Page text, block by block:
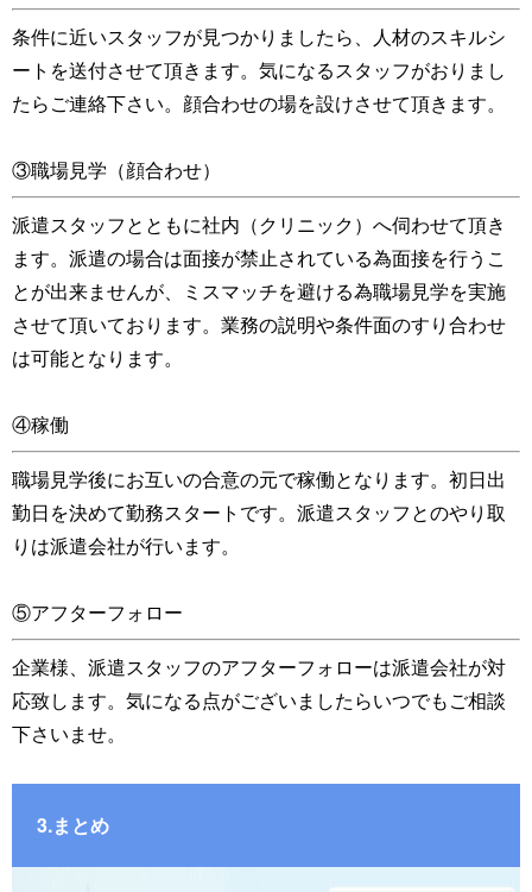
条件に近いスタッフが見つかりましたら、人材のスキルシ
ートを送付させて頂きます。気になるスタッフがおりまし
たらご連絡下さい。顔合わせの場を設けさせて頂きます。
③職場見学（顔合わせ）
派遣スタッフとともに社内（クリニック）へ伺わせて頂き
ます。派遣の場合は面接が禁止されている為面接を行うこ
とが出来ませんが、ミスマッチを避ける為職場見学を実施
させて頂いております。業務の説明や条件面のすり合わせ
は可能となります。
④稼働
職場見学後にお互いの合意の元で稼働となります。初日出
勤日を決めて勤務スタートです。派遣スタッフとのやり取
りは派遣会社が行います。
⑤アフターフォロー
企業様、派遣スタッフのアフターフォローは派遣会社が対
応致します。気になる点がございましたらいつでもご相談
下さいませ。
3.まとめ